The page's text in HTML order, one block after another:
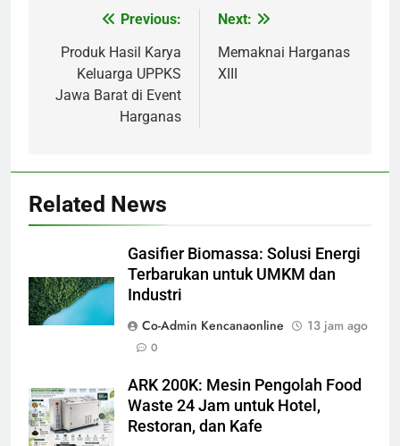
Navigasi
pos
Previous:
Produk Hasil Karya
Keluarga UPPKS
Jawa Barat di Event
Harganas
Next:
Memaknai Harganas
XIII
Related News
Gasifier Biomassa: Solusi Energi
Terbarukan untuk UMKM dan
Industri
Co-Admin Kencanaonline
13 jam ago
0
ARK 200K: Mesin Pengolah Food
Waste 24 Jam untuk Hotel,
Restoran, dan Kafe